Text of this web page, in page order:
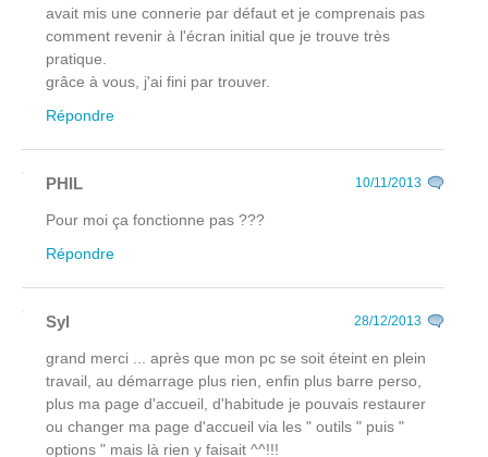
avait mis une connerie par défaut et je comprenais pas
comment revenir à l'écran initial que je trouve très
pratique.
grâce à vous, j'ai fini par trouver.
Répondre
PHIL 10/11/2013
Pour moi ça fonctionne pas ???
Répondre
Syl 28/12/2013
grand merci ... après que mon pc se soit éteint en plein
travail, au démarrage plus rien, enfin plus barre perso,
plus ma page d'accueil, d'habitude je pouvais restaurer
ou changer ma page d'accueil via les " outils " puis "
options " mais là rien y faisait ^^!!!